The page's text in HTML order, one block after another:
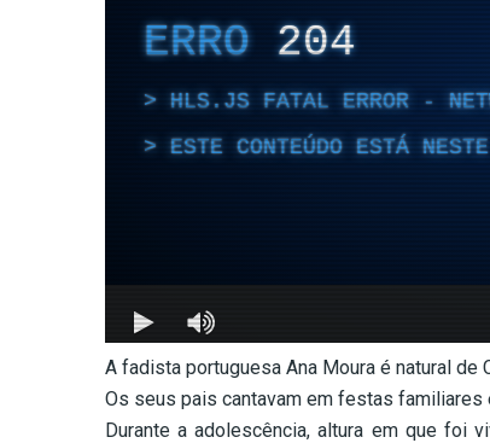
A fadista portuguesa Ana Moura é natural de
Os seus pais cantavam em festas familiares
Durante a adolescência, altura em que foi